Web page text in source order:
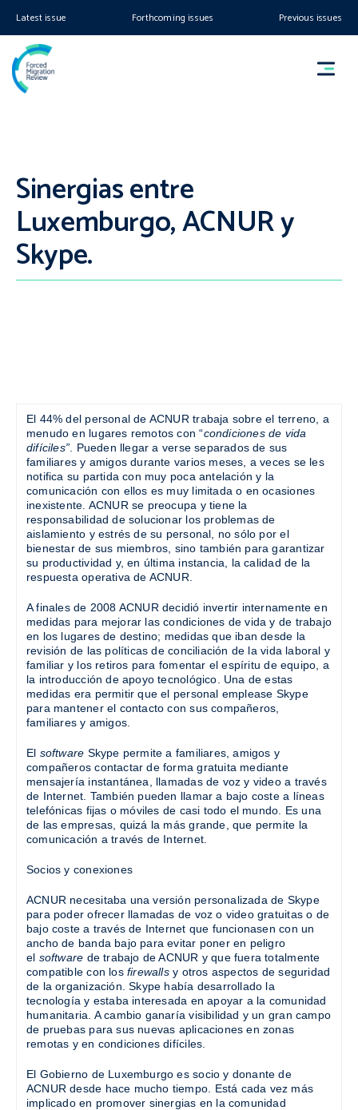
Latest issue Forthcoming issues Previous issues
Sinergias entre
Luxemburgo, ACNUR y
Skype.
El 44% del personal de ACNUR trabaja sobre el terreno, a
menudo en lugares remotos con “condiciones de vida
difíciles” . Pueden llegar a verse separados de sus
familiares y amigos durante varios meses, a veces se les
notifica su partida con muy poca antelación y la
comunicación con ellos es muy limitada o en ocasiones
inexistente. ACNUR se preocupa y tiene la
responsabilidad de solucionar los problemas de
aislamiento y estrés de su personal, no sólo por el
bienestar de sus miembros, sino también para garantizar
su productividad y, en última instancia, la calidad de la
respuesta operativa de ACNUR.
A finales de 2008 ACNUR decidió invertir internamente en
medidas para mejorar las condiciones de vida y de trabajo
en los lugares de destino; medidas que iban desde la
revisión de las políticas de conciliación de la vida laboral y
familiar y los retiros para fomentar el espíritu de equipo, a
la introducción de apoyo tecnológico. Una de estas
medidas era permitir que el personal emplease Skype
para mantener el contacto con sus compañeros,
familiares y amigos.
El software Skype permite a familiares, amigos y
compañeros contactar de forma gratuita mediante
mensajería instantánea, llamadas de voz y video a través
de Internet. También pueden llamar a bajo coste a líneas
telefónicas fijas o móviles de casi todo el mundo. Es una
de las empresas, quizá la más grande, que permite la
comunicación a través de Internet.
Socios y conexiones
ACNUR necesitaba una versión personalizada de Skype
para poder ofrecer llamadas de voz o video gratuitas o de
bajo coste a través de Internet que funcionasen con un
ancho de banda bajo para evitar poner en peligro
el software de trabajo de ACNUR y que fuera totalmente
compatible con los firewallsy otros aspectos de seguridad
de la organización. Skype había desarrollado la
tecnología y estaba interesada en apoyar a la comunidad
humanitaria. A cambio ganaría visibilidad y un gran campo
de pruebas para sus nuevas aplicaciones en zonas
remotas y en condiciones difíciles.
El Gobierno de Luxemburgo es socio y donante de
ACNUR desde hace mucho tiempo. Está cada vez más
implicado en promover sinergias en la comunidad